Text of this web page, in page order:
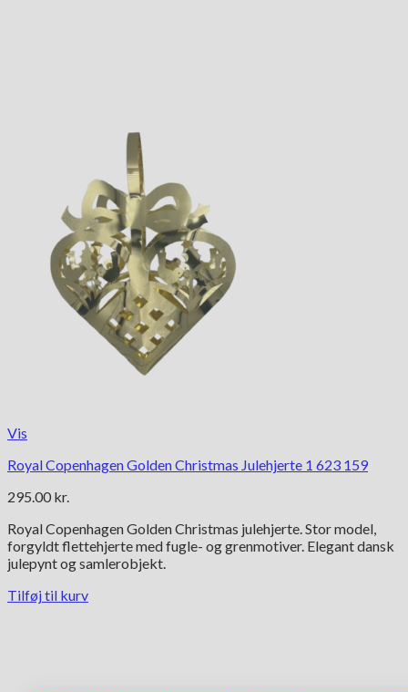
Vis
Royal Copenhagen Golden Christmas Julehjerte 1 623 159
295.00 kr.
Royal Copenhagen Golden Christmas julehjerte. Stor model,
forgyldt flettehjerte med fugle- og grenmotiver. Elegant dansk
julepynt og samlerobjekt.
Tilføj til kurv